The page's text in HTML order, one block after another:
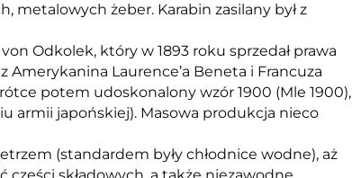
metalowych żeber. Karabin zasilany był z
Odkolek, który w 1893 roku sprzedał prawa
Laurence’a Beneta i Francuza
potem udoskonalony wzór 1900 (Mle 1900),
armii japońskiej). Masowa produkcja nieco
(standardem były chłodnice wodne), aż